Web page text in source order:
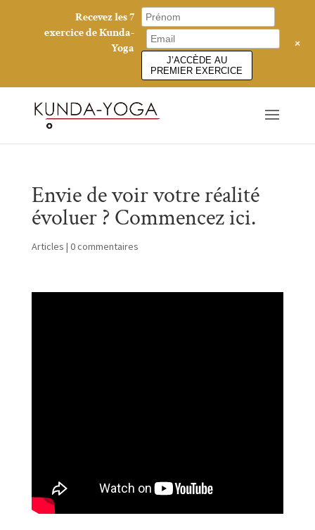
Envie de voir votre réalité
évoluer ? Commencez ici.
Articles | 0 commentaires
Recevez les 7
exercice de Kunda-
Yoga
J’ACCÈDE AU
PREMIER EXERCICE
+